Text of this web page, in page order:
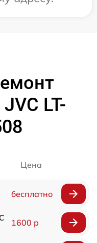
LT-
Цена
бесплатно
1600 р